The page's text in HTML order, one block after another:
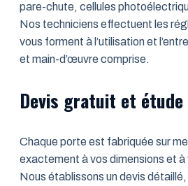
pare-chute, cellules
Nos techniciens effectuent les
vous forment à l’utilisation et
et main-d’œuvre comprise.
Devis gratuit et
Chaque porte est fabriquée sur
exactement à vos dimensions et
Nous établissons un devis